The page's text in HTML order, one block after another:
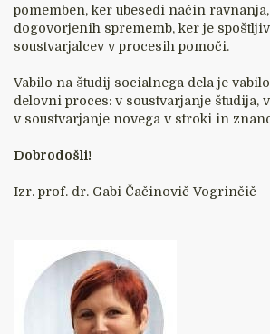
pomemben, ker ubesedi način
dogovorjenih sprememb, ker je
soustvarjalcev v procesih pomoči.
Vabilo na študij socialnega dela je
delovni proces: v soustvarjanje študija,
v soustvarjanje novega v stroki in
Dobrodošli!
Izr. prof. dr. Gabi Čačinovič Vogrinčič